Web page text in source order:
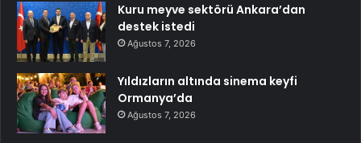
Kuru meyve sektörü Ankara’dan
destek istedi
Ağustos 7, 2026
Yıldızların altında sinema keyfi
Ormanya’da
Ağustos 7, 2026